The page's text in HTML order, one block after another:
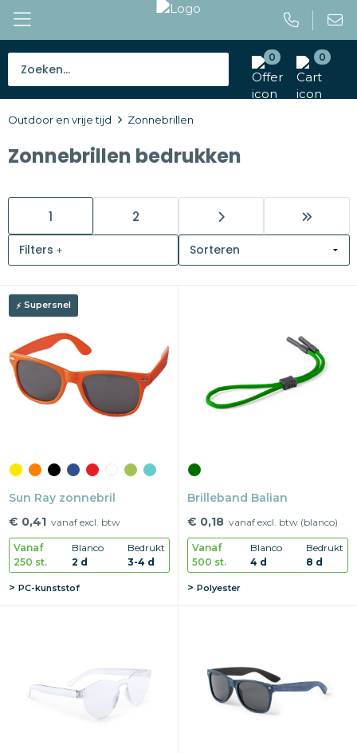
0 0
Caps en mutsen
Drinkwaren
Outdoor en vrije tijd
Gereedschap en veiligheid
Snoepgoed
Health en wellness
Kantoorartikelen
Gadgets
Textiel
Outdoor en vrije tijd Zonnebrillen
Zonnebrillen bedrukken
1 2
Filters
Supersnel
Sun Ray zonnebril
€ 0,41 vanaf excl. btw
Vanaf
250 st.
Blanco
2 d
Bedrukt
3-4 d
PC-kunststof
Brilleband Balian
€ 0,18 vanaf excl. btw (blanco)
Vanaf
500 st.
Blanco
4 d
Bedrukt
8 d
Polyester